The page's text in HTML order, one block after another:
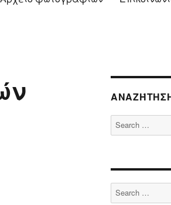
Search
for:
Search
for: